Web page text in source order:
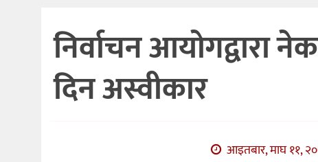
बाणिज्य
निर्वाचन आयोगद्वारा
दिन अस्वीकार
आइतबार, माघ ११,